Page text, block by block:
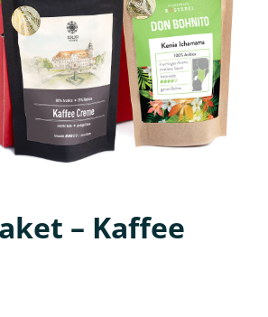
– Kaffee